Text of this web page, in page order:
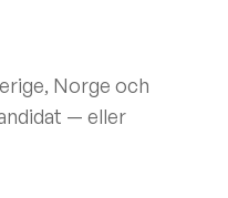
Norge och
— eller